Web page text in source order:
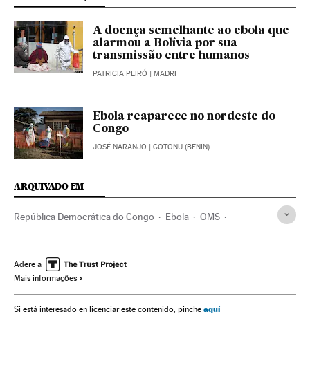
A doença semelhante ao ebola que
alarmou a Bolívia por sua
transmissão entre humanos
PATRICIA PEIRÓ | MADRI
Ebola reaparece no nordeste do
Congo
JOSÉ NARANJO | COTONU (BENIN)
ARQUIVADO EM
República Democrática do Congo Ebola OMS
Machismo Delitos Mulheres
Ajuda humanitária
Adere a
Mais informações
Si está interesado en licenciar este contenido, pinche aquí